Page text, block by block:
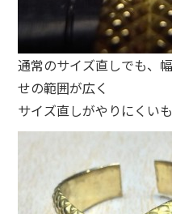
通常のサイズ直しでも、
せの範囲が広く
サイズ直しがやりにくい